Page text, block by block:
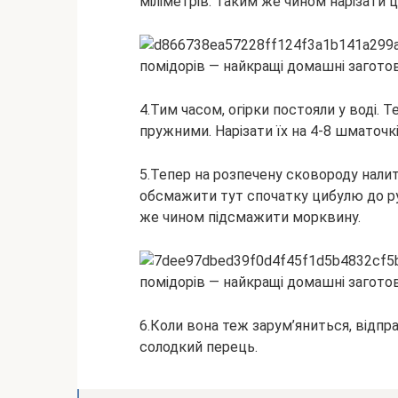
4.Тим часом, огірки постояли у воді.
пружними. Нарізати їх на 4-8
5.Тепер на розпечену сковороду налити
обсмажити тут спочатку цибулю до
же чином підсмажити морквину.
6.Коли вона теж зарум’яниться,
солодкий перець.